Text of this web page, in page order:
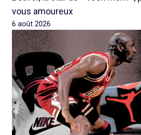
vous amoureux
6 août 2026